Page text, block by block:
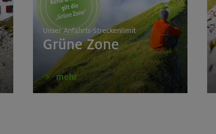
Unser Anfahrts-Streckenlimit
Grüne Zone
mehr